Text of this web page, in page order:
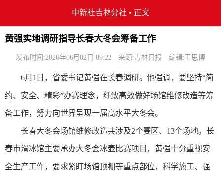
中新社吉林分社 • 正文
黄强实地调研指导长春大冬会筹备工作
发布时间:2026年06月02日 09:22 来源:吉林日报 编辑:王思博
6月1日，省委书记黄强在长春调研。他强调，要坚持“简
约、安全、精彩”办赛理念，细致高效做好场馆维修改造等筹
备工作，努力向世界呈现一届高水平大冬会。
长春大冬会场馆维修改造共涉及2个赛区、13个场地。长
春市滑冰馆主要承办大冬会冰壶比赛项目，黄强十分重视安
全生产工作，要求紧盯场馆顶棚等重点部位，科学施工、强